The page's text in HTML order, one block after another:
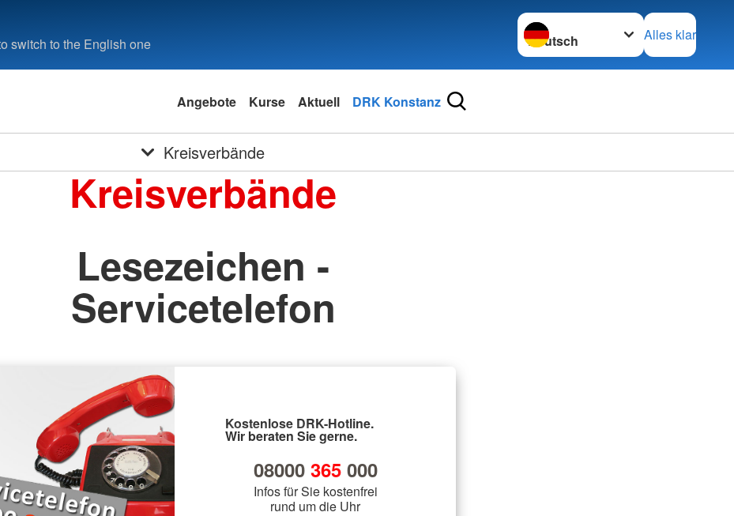
switch to the English one
Sprache wechseln zu
Alles klar
Angebote Kurse Aktuell DRK Konstanz
Kreisverbände
Kreisverbände
Lesezeichen -
Servicetelefon
Kostenlose DRK-Hotline.
Wir beraten Sie gerne.
08000 365000
Infos für Sie kostenfrei
rund um die Uhr